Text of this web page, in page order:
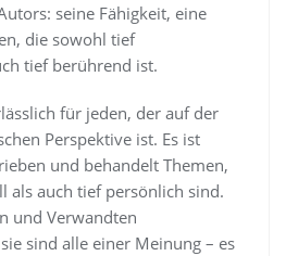
seine Fähigkeit, eine
die sowohl tief
tief berührend ist.
für jeden, der auf der
Perspektive ist. Es ist
und behandelt Themen,
als auch tief persönlich sind.
und Verwandten
sind alle einer Meinung – es